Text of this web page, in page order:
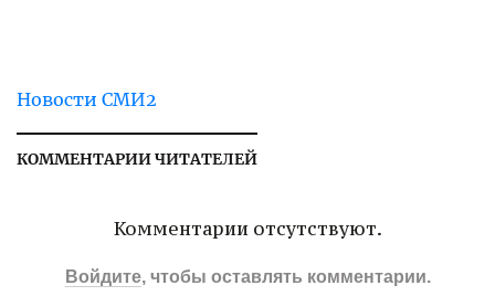
Новости СМИ2
КОММЕНТАРИИ ЧИТАТЕЛЕЙ
Комментарии отсутствуют.
Войдите, чтобы оставлять комментарии.